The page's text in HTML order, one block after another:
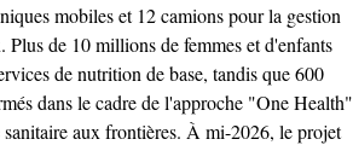
mobiles et 12 camions pour la gestion
Plus de 10 millions de femmes et d'enfants
de nutrition de base, tandis que 600
dans le cadre de l'approche "One Health"
aux frontières. À mi-2026, le projet